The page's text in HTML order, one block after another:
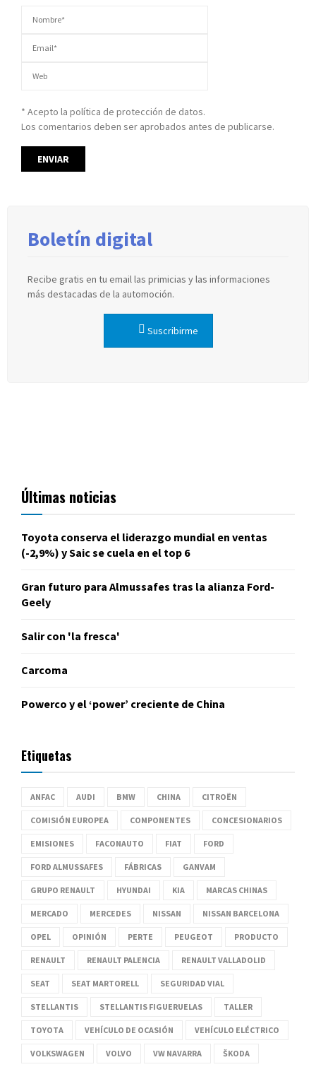
* Acepto la política de protección de datos.
Los comentarios deben ser aprobados antes de publicarse.
Boletín digital
Recibe gratis en tu email las primicias y las informaciones
más destacadas de la automoción.
Suscribirme
Últimas noticias
Toyota conserva el liderazgo mundial en ventas
(-2,9%) y Saic se cuela en el top 6
Gran futuro para Almussafes tras la alianza Ford-
Geely
Salir con 'la fresca'
Carcoma
Powerco y el ‘power’ creciente de China
Etiquetas
ANFAC AUDI BMW CHINA CITROËN
COMISIÓN EUROPEA COMPONENTES CONCESIONARIOS
EMISIONES FACONAUTO FIAT FORD
FORD ALMUSSAFES FÁBRICAS GANVAM
GRUPO RENAULT HYUNDAI KIA MARCAS CHINAS
MERCADO MERCEDES NISSAN NISSAN BARCELONA
OPEL OPINIÓN PERTE PEUGEOT PRODUCTO
RENAULT RENAULT PALENCIA RENAULT VALLADOLID
SEAT SEAT MARTORELL SEGURIDAD VIAL
STELLANTIS STELLANTIS FIGUERUELAS TALLER
TOYOTA VEHÍCULO DE OCASIÓN VEHÍCULO ELÉCTRICO
VOLKSWAGEN VOLVO VW NAVARRA ŠKODA